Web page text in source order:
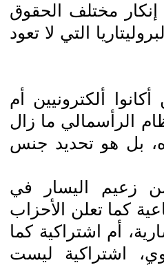
إنكار مختلف الحقوق
التي لا تعود
ألكترونيين أم
الرأسمالي ما زال
بل هو تحديد جنس
زعيم اليسار في
كما تعلن الأحزاب
أم اشتراكية كما
اشتراكية ليست